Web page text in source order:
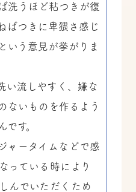
洗うほど粘つきが復
ばつきに卑猥さ感じ
いう意見が挙がりま
い流しやすく、嫌な
ないものを作るよう
です。
ャータイムなどで感
っている時により
んでいただくため